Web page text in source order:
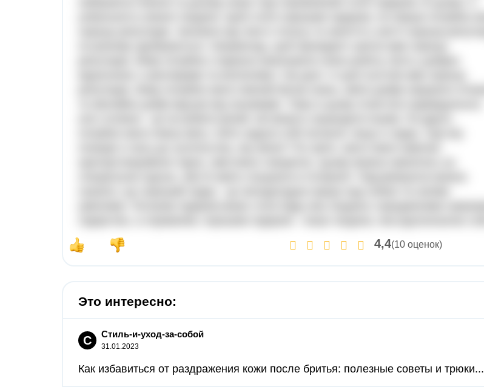
4,4(10 оценок)
Это интересно:
С Стиль-и-уход-за-собой
31.01.2023
Как избавиться от раздражения кожи после бритья: полезные советы и трюки...